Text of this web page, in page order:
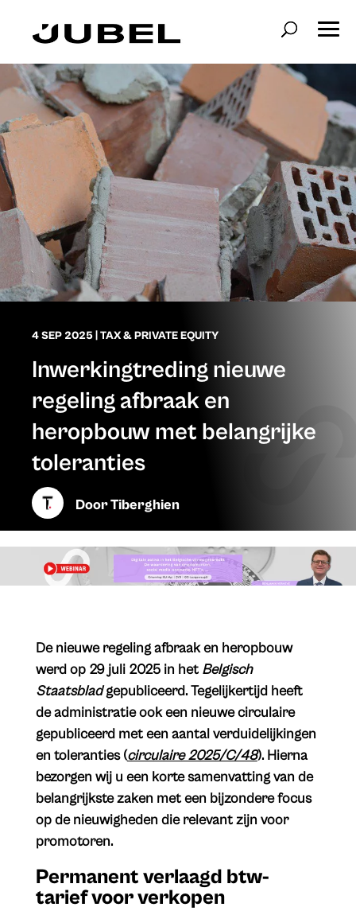
4 SEP 2025 TAX & PRIVATE EQUITY
Inwerkingtreding nieuwe
regeling afbraak en
heropbouw met belangrijke
toleranties
DoorTiberghien
​De nieuwe regeling afbraak en heropbouw
werd op 29 juli 2025 in het Belgisch
Staatsbladgepubliceerd. Tegelijkertijd heeft
de administratie ook een nieuwe circulaire
gepubliceerd met een aantal verduidelijkingen
en toleranties (circulaire 2025/C/48). Hierna
bezorgen wij u een korte samenvatting van de
belangrijkste zaken met een bijzondere focus
op de nieuwigheden die relevant zijn voor
promotoren.
Permanent verlaagd btw-
tarief voor verkopen